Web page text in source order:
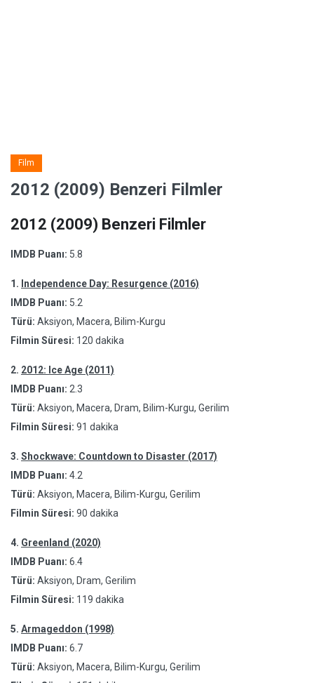
Film
2012 (2009) Benzeri Filmler
2012 (2009) Benzeri Filmler
IMDB Puanı: 5.8
1. Independence Day: Resurgence (2016)
IMDB Puanı: 5.2
Türü: Aksiyon, Macera, Bilim-Kurgu
Filmin Süresi: 120 dakika
2. 2012: Ice Age (2011)
IMDB Puanı: 2.3
Türü: Aksiyon, Macera, Dram, Bilim-Kurgu, Gerilim
Filmin Süresi: 91 dakika
3. Shockwave: Countdown to Disaster (2017)
IMDB Puanı: 4.2
Türü: Aksiyon, Macera, Bilim-Kurgu, Gerilim
Filmin Süresi: 90 dakika
4. Greenland (2020)
IMDB Puanı: 6.4
Türü: Aksiyon, Dram, Gerilim
Filmin Süresi: 119 dakika
5. Armageddon (1998)
IMDB Puanı: 6.7
Türü: Aksiyon, Macera, Bilim-Kurgu, Gerilim